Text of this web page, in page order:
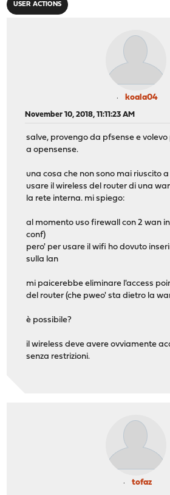
USER ACTIONS
koala04
November 10, 2018, 11:11:23 AM
salve, provengo da pfsense e
a opensense.
una cosa che non sono mai riuscito
usare il wireless del router di una
la rete interna. mi spiego:
al momento uso firewall con 2 wan
conf)
pero' per usare il wifi ho dovuto
sulla lan
mi paicerebbe eliminare l'access
del router (che pweo' sta dietro la
è possibile?
il wireless deve avere ovviamente
senza restrizioni.
tofaz